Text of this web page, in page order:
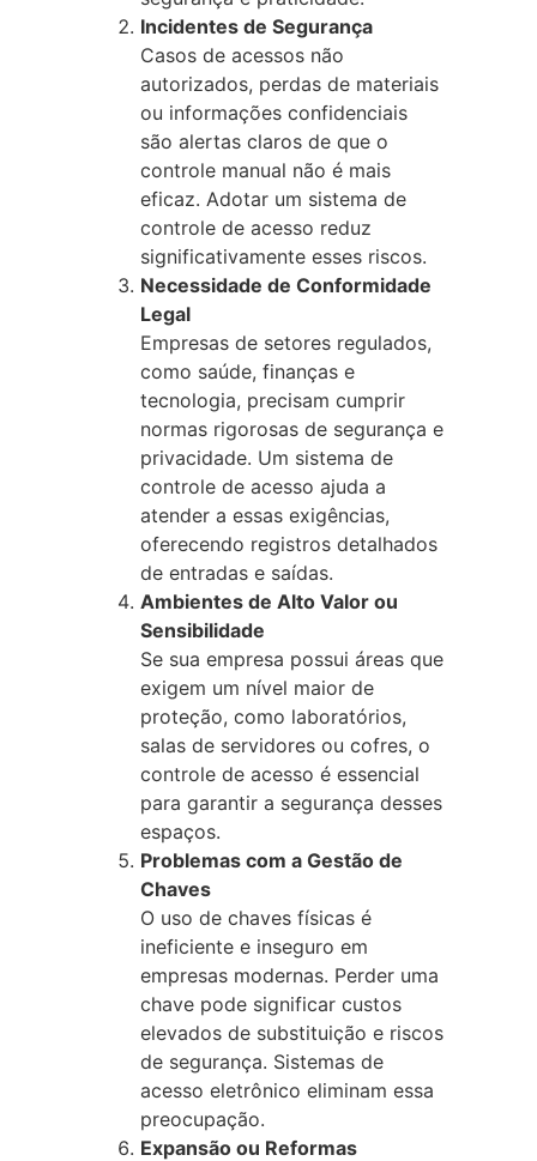
Incidentes de Segurança
Casos de acessos não
autorizados, perdas de materiais
ou informações confidenciais
são alertas claros de que o
controle manual não é mais
eficaz. Adotar um sistema de
controle de acesso reduz
significativamente esses riscos.
Necessidade de Conformidade
Legal
Empresas de setores regulados,
como saúde, finanças e
tecnologia, precisam cumprir
normas rigorosas de segurança e
privacidade. Um sistema de
controle de acesso ajuda a
atender a essas exigências,
oferecendo registros detalhados
de entradas e saídas.
Ambientes de Alto Valor ou
Sensibilidade
Se sua empresa possui áreas que
exigem um nível maior de
proteção, como laboratórios,
salas de servidores ou cofres, o
controle de acesso é essencial
para garantir a segurança desses
espaços.
Problemas com a Gestão de
Chaves
O uso de chaves físicas é
ineficiente e inseguro em
empresas modernas. Perder uma
chave pode significar custos
elevados de substituição e riscos
de segurança. Sistemas de
acesso eletrônico eliminam essa
preocupação.
Expansão ou Reformas